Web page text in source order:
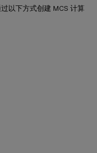
以下方式创建 MCS 计算